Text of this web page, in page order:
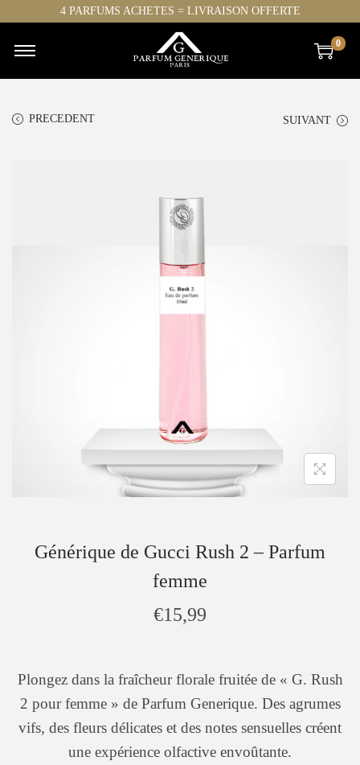
4 PARFUMS ACHETES = LIVRAISON OFFERTE
0
PRECEDENT SUIVANT
Générique de Gucci Rush 2 – Parfum
femme
€15,99
Plongez dans la fraîcheur florale fruitée de « G. Rush
2 pour femme » de Parfum Generique. Des agrumes
vifs, des fleurs délicates et des notes sensuelles créent
une expérience olfactive envoûtante.